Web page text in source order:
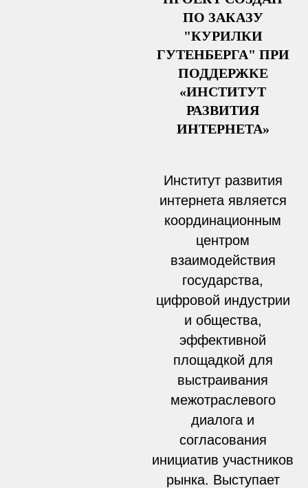
ПО ЗАКАЗУ
"КУРИЛКИ
ГУТЕНБЕРГА" ПРИ
ПОДДЕРЖКЕ
«ИНСТИТУТ
РАЗВИТИЯ
ИНТЕРНЕТА»
Институт развития
интернета является
координационным
центром
взаимодействия
государства,
цифровой индустрии
и общества,
эффективной
площадкой для
выстраивания
межотраслевого
диалога и
согласования
инициатив участников
рынка. Выступает